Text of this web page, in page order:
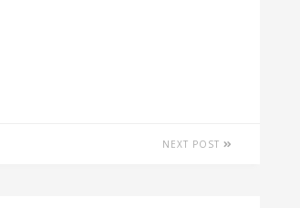
NEXT POST